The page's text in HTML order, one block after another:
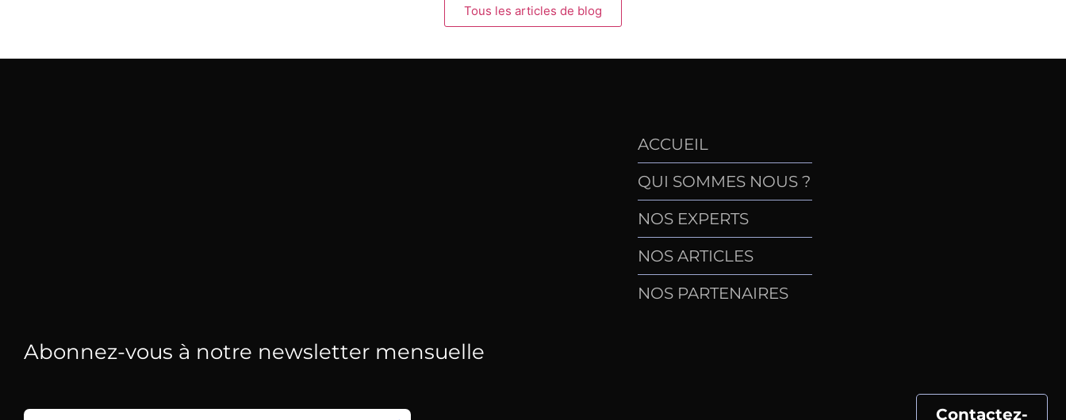
Tous les articles de blog
Abonnez-vous à notre newsletter mensuelle
ACCUEIL
QUI SOMMES NOUS ?
NOS EXPERTS
NOS ARTICLES
NOS PARTENAIRES
Contactez-